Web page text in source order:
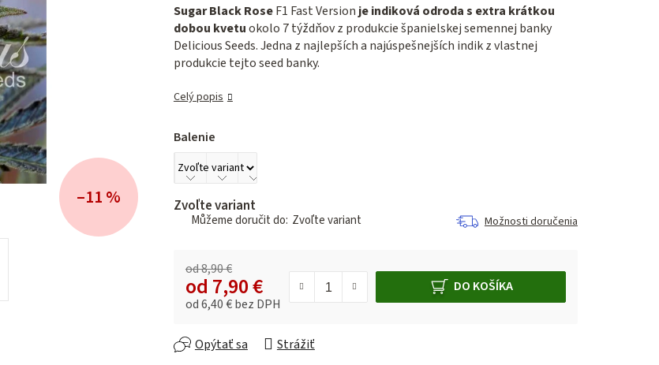
je
0,0
z 5
hviezdičiek.
Sugar Black RoseF1 Fast Version je indiková odroda s extra krátkou
dobou kvetuokolo 7 týždňov z produkcie španielskej semennej banky
Delicious Seeds. Jedna z najlepších a najúspešnejších indik z vlastnej
produkcie tejto seed banky.
Celý popis
Balenie
Zvoľte variant
Zvoľte variant Možnosti doručenia
od 8,90 €
od 7,90 €
od6,40 €bez DPH
DO KOŠÍKA
Opýtať sa Strážiť
–11 %